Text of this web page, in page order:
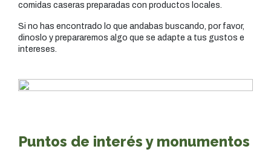
comidas caseras preparadas con productos locales.
Si no has encontrado lo que andabas buscando, por favor,
dinoslo y prepararemos algo que se adapte a tus gustos e
intereses.
Puntos de interés y monumentos